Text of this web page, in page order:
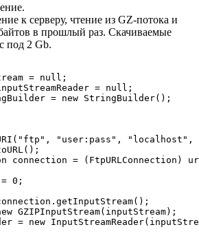
к серверу, чтение из GZ-потока и
в прошлый раз. Скачиваемые
под 2 Gb.
= null;
= null;
= new StringBuilder();
"user:pass", "localhost",
connection = (FtpURLConnection)
0;
GZIPInputStream(inputStream);
= new